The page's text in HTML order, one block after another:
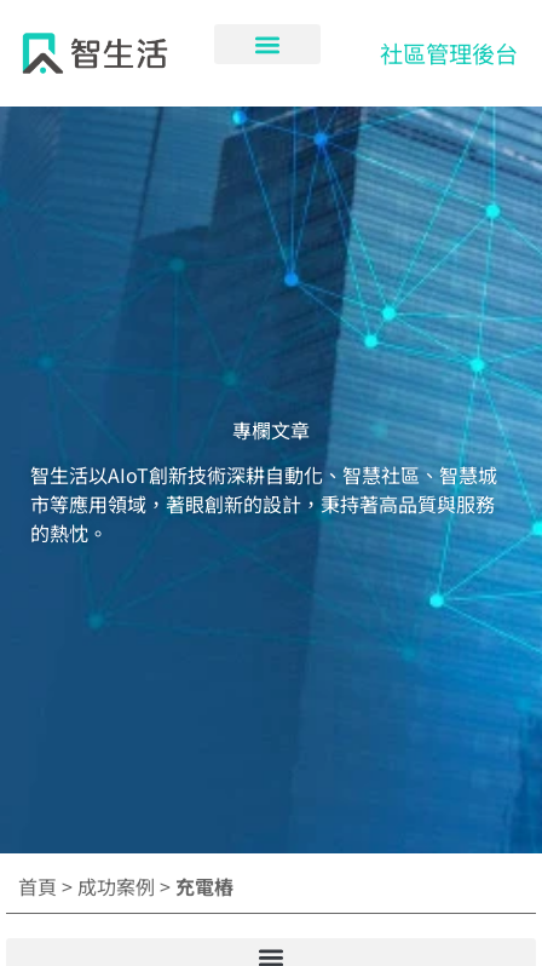
要
社區管理後台
專欄文章
智生活以AIoT創新技術深耕自動化、智慧社區、智慧城
市等應用領域，著眼創新的設計，秉持著高品質與服務
的熱忱。
首頁 > 成功案例 > 充電樁